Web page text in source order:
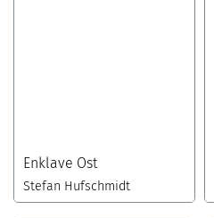
Enklave Ost
Stefan Hufschmidt